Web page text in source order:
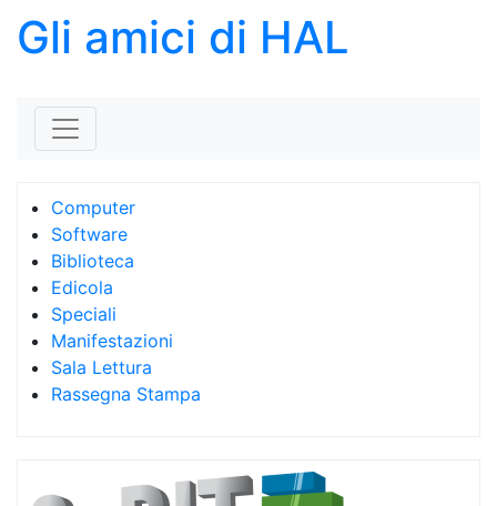
Gli amici di HAL
Computer
Software
Biblioteca
Edicola
Speciali
Manifestazioni
Sala Lettura
Rassegna Stampa